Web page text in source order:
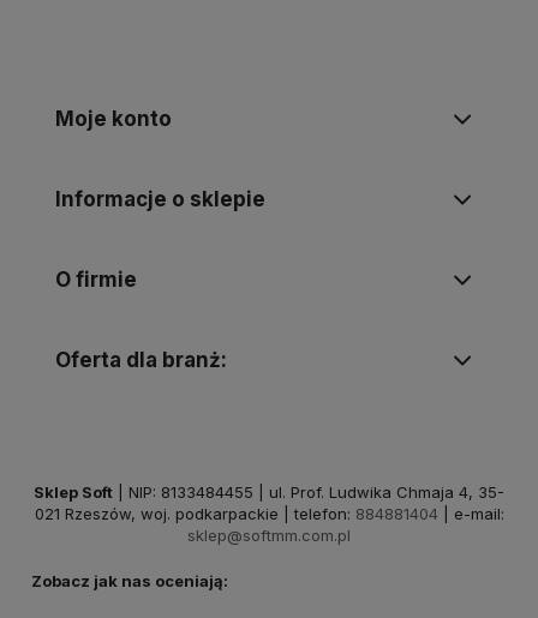
Moje konto
Informacje o sklepie
O firmie
Oferta dla branż:
Sklep Soft | NIP: 8133484455 | ul. Prof. Ludwika Chmaja 4, 35-
021 Rzeszów, woj. podkarpackie | telefon: 884881404 | e-mail:
sklep@softmm.com.pl
Zobacz jak nas oceniają: